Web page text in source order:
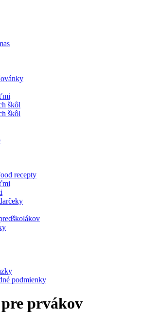
škôl
škôl
recepty
podmienky
prvákov